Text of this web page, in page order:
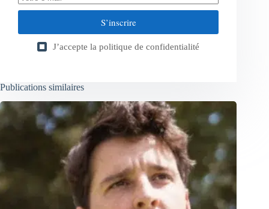
S’inscrire
J’accepte la politique de confidentialité
Publications similaires